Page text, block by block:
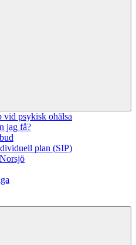
vid psykisk ohälsa
jag få?
plan (SIP)